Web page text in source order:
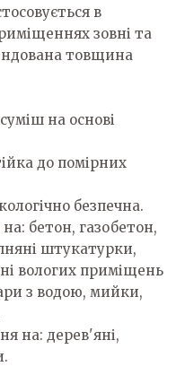
в
зовні та
товщина
на основі
до помірних
безпечна.
бетон, газобетон,
штукатурки,
вологих приміщень
з водою, мийки,
на: дерев'яні,